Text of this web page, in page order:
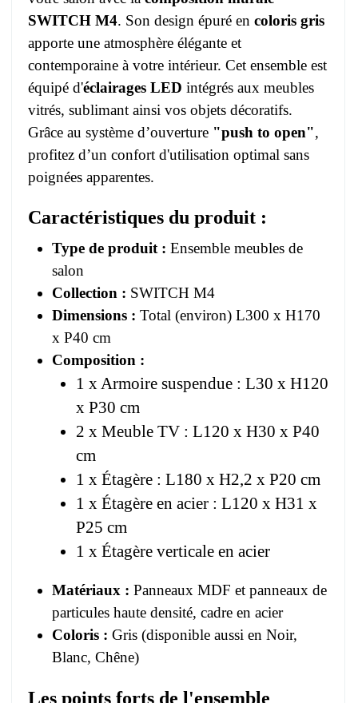
SWITCH M4. Son design épuré en coloris gris
apporte une atmosphère élégante et
contemporaine à votre intérieur. Cet ensemble est
équipé d'éclairages LED intégrés aux meubles
vitrés, sublimant ainsi vos objets décoratifs.
Grâce au système d’ouverture "push to open",
profitez d’un confort d'utilisation optimal sans
poignées apparentes.
Caractéristiques du produit :
Type de produit : Ensemble meubles de
salon
Collection : SWITCH M4
Dimensions : Total (environ) L300 x H170
x P40 cm
Composition :
1 x Armoire suspendue : L30 x H120
x P30 cm
2 x Meuble TV : L120 x H30 x P40
cm
1 x Étagère : L180 x H2,2 x P20 cm
1 x Étagère en acier : L120 x H31 x
P25 cm
1 x Étagère verticale en acier
Matériaux : Panneaux MDF et panneaux de
particules haute densité, cadre en acier
Coloris : Gris (disponible aussi en Noir,
Blanc, Chêne)
Les points forts de l'ensemble